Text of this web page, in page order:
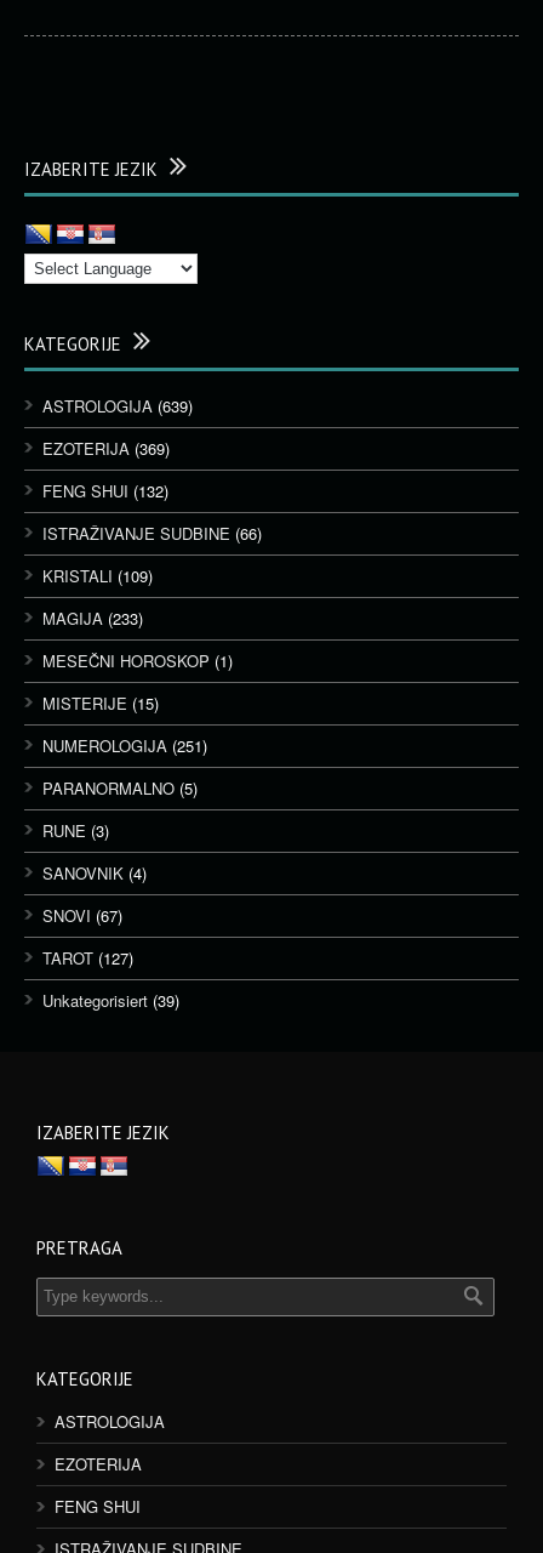
IZABERITE JEZIK
KATEGORIJE
ASTROLOGIJA (639)
EZOTERIJA (369)
FENG SHUI (132)
ISTRAŽIVANJE SUDBINE (66)
KRISTALI (109)
MAGIJA (233)
MESEČNI HOROSKOP (1)
MISTERIJE (15)
NUMEROLOGIJA (251)
PARANORMALNO (5)
RUNE (3)
SANOVNIK (4)
SNOVI (67)
TAROT (127)
Unkategorisiert (39)
IZABERITE JEZIK
PRETRAGA
KATEGORIJE
ASTROLOGIJA
EZOTERIJA
FENG SHUI